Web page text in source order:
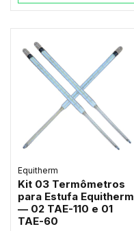
Equitherm
Kit 03 Termômetros
para Estufa Equitherm
— 02 TAE-110 e 01
TAE-60